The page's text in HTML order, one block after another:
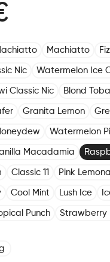
Machiatto
Nic Watermelon Ice
Classic Nic Blond
Granita Lemon
Watermelon
Macadamia
Classic 11 Pink
Cool Mint Lush Ice
Punch Strawberry